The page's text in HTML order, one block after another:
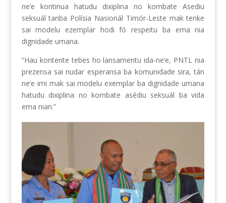
ne’e kontinua hatudu dixiplina no kombate Asediu
seksuál tanba Polísia Nasionál Timór-Leste mak tenke
sai modelu ezemplar hodi fó respeitu ba ema nia
dignidade umana.
“Hau kontente tebes ho lansamentu ida-ne’e, PNTL nia
prezensa sai nudar esperansa ba komunidade sira, tán
ne’e imi mak sai modelu exemplar ba dignidade umana
hatudu dixiplina no kombate asédiu seksuál ba vida
ema nian.”